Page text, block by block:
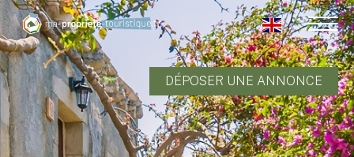
DÉPOSER UNE ANNONCE